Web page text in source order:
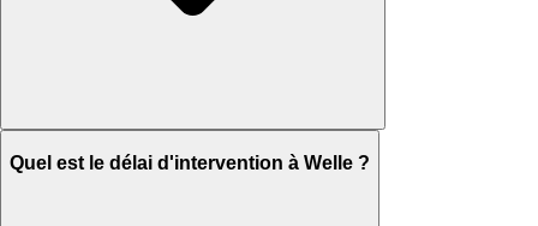
Quel est le délai d'intervention à Welle ?